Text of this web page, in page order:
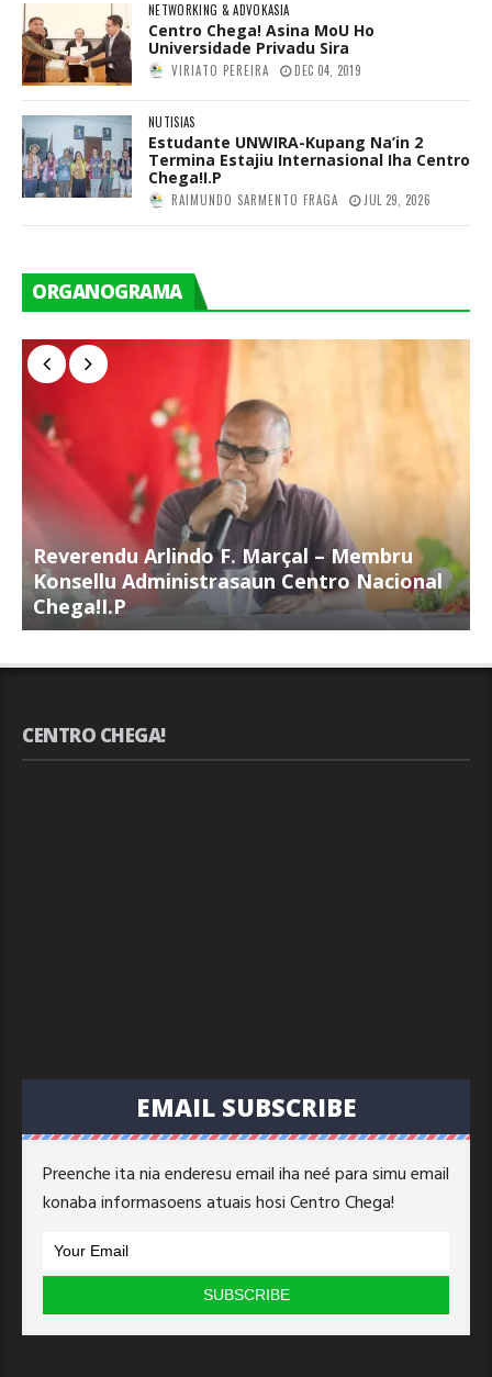
NETWORKING & ADVOKASIA
Centro Chega! Asina MoU Ho
Universidade Privadu Sira
VIRIATO PEREIRA DEC 04, 2019
NUTISIAS
Estudante UNWIRA-Kupang Na’in 2
Termina Estajiu Internasional Iha Centro
Chega!I.P
RAIMUNDO SARMENTO FRAGA JUL 29, 2026
ORGANOGRAMA
Reverendu Arlindo F. Marçal – Membru
Konsellu Administrasaun Centro Nacional
Chega!I.P
CENTRO CHEGA!
EMAIL SUBSCRIBE
Preenche ita nia enderesu email iha neé para simu email
konaba informasoens atuais hosi Centro Chega!